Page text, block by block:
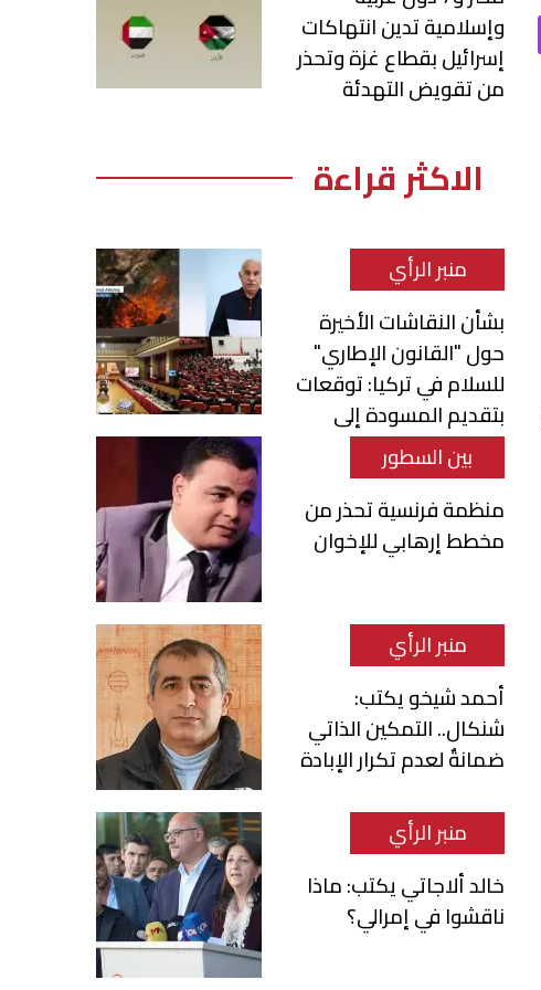
وإسلامية تدين انتهاكات
إسرائيل بقطاع غزة وتحذر
من تقويض التهدئة
الاكثر قراءة
منبر الرأي
بشأن النقاشات الأخيرة
حول "القانون الإطاري"
للسلام في تركيا: توقعات
بتقديم المسودة إلى
البرلمانبين السطور
منظمة فرنسية تحذر من
مخطط إرهابي للإخوان
منبر الرأي
أحمد شيخو يكتب:
شنكال.. التمكين الذاتي
ضمانةٌ لعدم تكرار الإبادة
منبر الرأي
خالد ألاجاتي يكتب: ماذا
ناقشوا في إمرالي؟